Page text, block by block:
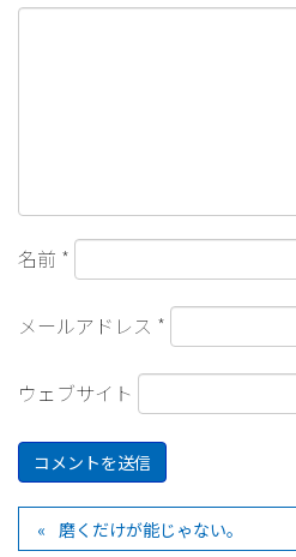
名前 *
メールアドレス *
ウェブサイト
磨くだけが能じゃない。